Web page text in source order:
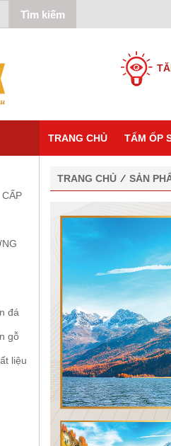
TRANG CHỦ TẤM ỐP
đá
gỗ
liệu
TRANG CHỦ⁄ SẢN